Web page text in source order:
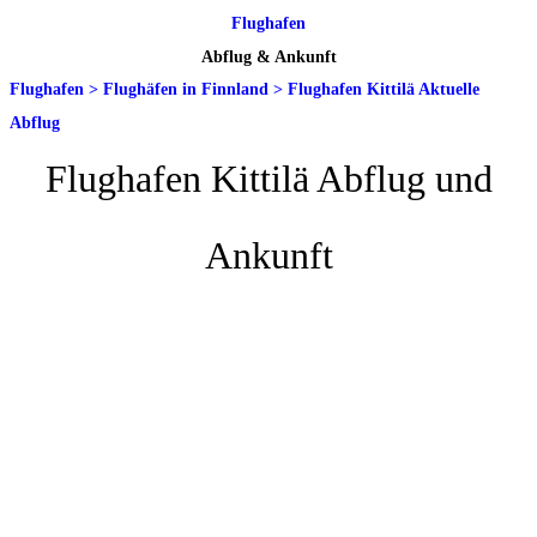
Flughafen
Abflug & Ankunft
Flughafen > Flughäfen in Finnland > Flughafen Kittilä Aktuelle
Abflug
Flughafen Kittilä Abflug und
Ankunft